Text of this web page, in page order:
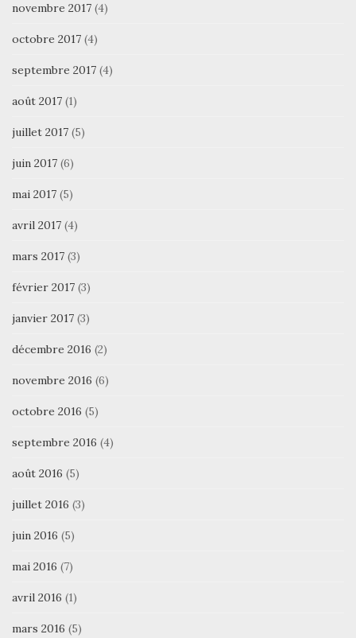
novembre 2017 (4)
octobre 2017 (4)
septembre 2017 (4)
août 2017 (1)
juillet 2017 (5)
juin 2017 (6)
mai 2017 (5)
avril 2017 (4)
mars 2017 (3)
février 2017 (3)
janvier 2017 (3)
décembre 2016 (2)
novembre 2016 (6)
octobre 2016 (5)
septembre 2016 (4)
août 2016 (5)
juillet 2016 (3)
juin 2016 (5)
mai 2016 (7)
avril 2016 (1)
mars 2016 (5)